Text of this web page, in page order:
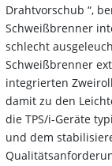
Drahtvorschub “,
Schweißbrenner
schlecht
Schweißbrenner
integrierten
damit zu den
die TPS/i-Geräte
und dem